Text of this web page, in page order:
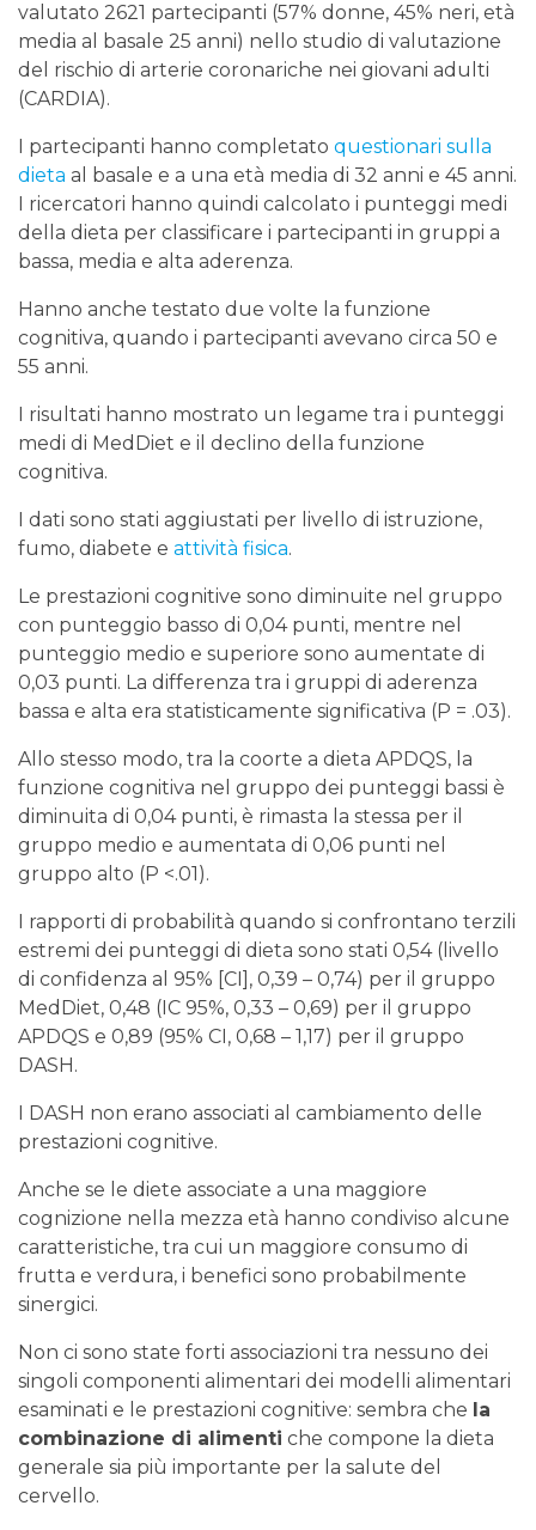
valutato 2621 partecipanti (57% donne, 45% neri, età
media al basale 25 anni) nello studio di valutazione
del rischio di arterie coronariche nei giovani adulti
(CARDIA).
I partecipanti hanno completato questionari sulla
dieta al basale e a una età media di 32 anni e 45 anni.
I ricercatori hanno quindi calcolato i punteggi medi
della dieta per classificare i partecipanti in gruppi a
bassa, media e alta aderenza.
Hanno anche testato due volte la funzione
cognitiva, quando i partecipanti avevano circa 50 e
55 anni.
I risultati hanno mostrato un legame tra i punteggi
medi di MedDiet e il declino della funzione
cognitiva.
I dati sono stati aggiustati per livello di istruzione,
fumo, diabete e attività fisica.
Le prestazioni cognitive sono diminuite nel gruppo
con punteggio basso di 0,04 punti, mentre nel
punteggio medio e superiore sono aumentate di
0,03 punti. La differenza tra i gruppi di aderenza
bassa e alta era statisticamente significativa (P = .03).
Allo stesso modo, tra la coorte a dieta APDQS, la
funzione cognitiva nel gruppo dei punteggi bassi è
diminuita di 0,04 punti, è rimasta la stessa per il
gruppo medio e aumentata di 0,06 punti nel
gruppo alto (P <.01).
I rapporti di probabilità quando si confrontano terzili
estremi dei punteggi di dieta sono stati 0,54 (livello
di confidenza al 95% [CI], 0,39 – 0,74) per il gruppo
MedDiet, 0,48 (IC 95%, 0,33 – 0,69) per il gruppo
APDQS e 0,89 (95% CI, 0,68 – 1,17) per il gruppo
DASH.
I DASH non erano associati al cambiamento delle
prestazioni cognitive.
Anche se le diete associate a una maggiore
cognizione nella mezza età hanno condiviso alcune
caratteristiche, tra cui un maggiore consumo di
frutta e verdura, i benefici sono probabilmente
sinergici.
Non ci sono state forti associazioni tra nessuno dei
singoli componenti alimentari dei modelli alimentari
esaminati e le prestazioni cognitive: sembra che la
combinazione di alimenti che compone la dieta
generale sia più importante per la salute del
cervello.